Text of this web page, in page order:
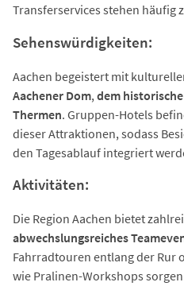
Transferservices stehen häufig
Sehenswürdigkeiten:
Aachen begeistert mit
Aachener Dom, dem
Thermen. Gruppen-Hotels
dieser Attraktionen, sodass
den Tagesablauf integriert
Aktivitäten:
Die Region Aachen bietet
abwechslungsreiches
Fahrradtouren entlang der Rur
wie Pralinen-Workshops